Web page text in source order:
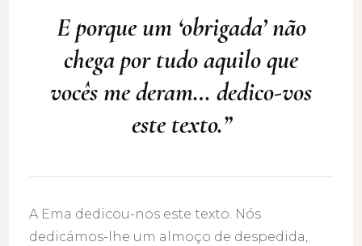
E porque um ‘obrigada’ não
chega por tudo aquilo que
vocês me deram… dedico-vos
este texto.”
A Ema dedicou-nos este texto. Nós
dedicámos-lhe um almoço de despedida,